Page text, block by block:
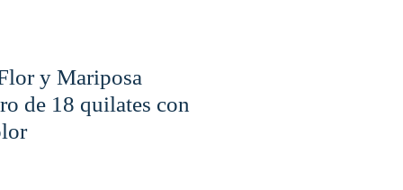
y Mariposa
de 18 quilates con